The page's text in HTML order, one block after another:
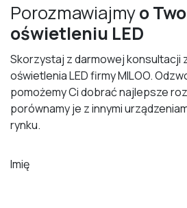
Porozmawiajmyo
oświetleniu LED
Skorzystaj z darmowej konsultacji
oświetlenia LED firmy MILOO.
pomożemy Ci dobrać najlepsze
porównamy je z innymi
rynku.
Imię